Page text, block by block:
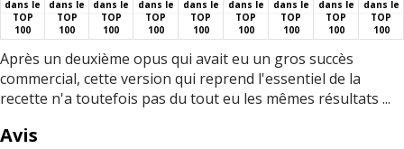
Fiabilité 8.1
dans le
TOP
100
dans le
TOP
100
dans le
TOP
100
dans le
TOP
100
dans le
TOP
100
dans le
TOP
100
dans le
TOP
100
dans le
TOP
100
dans le
TOP
100
Après un deuxième opus qui avait eu un gros succès
commercial, cette version qui reprend l'essentiel de la
recette n'a toutefois pas du tout eu les mêmes résultats ...
Avis